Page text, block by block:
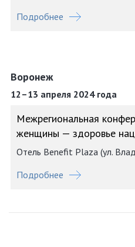
Подробнее
Воронеж
12–13 апреля 2024 года
Межрегиональная
женщины — здоровье
Отель Benefit Plaza (ул.
Подробнее